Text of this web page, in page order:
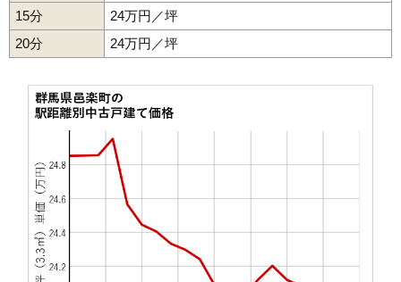
15分
24万円／坪
20分
24万円／坪